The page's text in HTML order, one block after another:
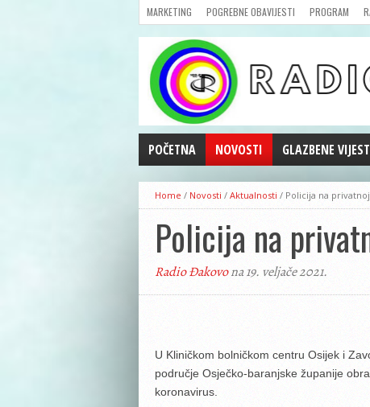
MARKETING POGREBNE OBAVIJESTI PROGRAM
POČETNA NOVOSTI
AKTUALNOSTI
CRNA KRONIKA
POLITIKA
ZANIMLJIVOSTI
GOSPODARSTVO
KULTURA
GLAZBENE
Home / Novosti / Aktualnosti / Policija na
Policija na
Radio Đakovona 19. veljače 2021.
U Kliničkom bolničkom centru Osijek i
područje Osječko-baranjske županije
koronavirus.